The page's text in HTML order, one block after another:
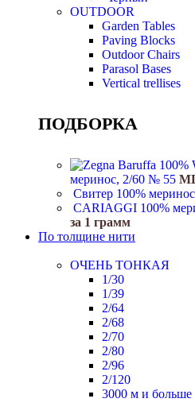
OUTDOOR
Garden Tables
Paving Blocks
Outdoor Chairs
Parasol Bases
Vertical trellises
ПОДБОРКА
меринос, 2/60 № 55
Свитер 100% меринос
CARIAGGI 100%
за 1 грамм
По толщине нити
ОЧЕНЬ ТОНКАЯ
1/30
1/39
2/64
2/68
2/70
2/80
2/96
2/120
3000 м и больше